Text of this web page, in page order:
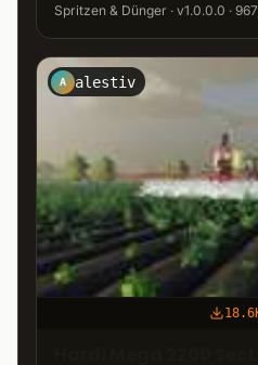
Spritzen & Dünger · v1.0.0.0 ·
A alestiv